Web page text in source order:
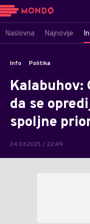
Naslovna Najnovije
Info Politika
Kalabuhov:
da se
spoljne
24.03.2021. / 22:49